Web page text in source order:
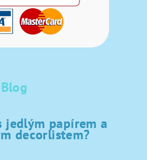
Blog
jedlým papírem a
decorlistem?